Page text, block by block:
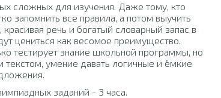
сложных для изучения. Даже тому, кто
запомнить все правила, а потом выучить
речь и богатый словарный запас в
цениться как весомое преимущество.
тестирует знание школьной программы, но
умение давать логичные и ёмкие
заданий - 3 часа.